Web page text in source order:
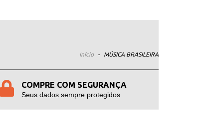
Início - MÚSICA BRASILEIRA
COMPRE COM SEGURANÇA
Seus dados sempre protegidos